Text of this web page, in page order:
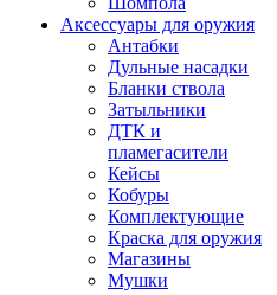
Аксессуары для оружия
Антабки
Дульные насадки
Бланки ствола
Затыльники
ДТК и
пламегасители
Кейсы
Кобуры
Комплектующие
Краска для оружия
Магазины
Мушки